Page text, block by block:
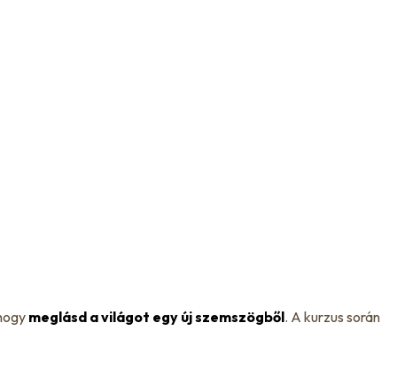
meglásd a világot egy új szemszögből. A kurzus során